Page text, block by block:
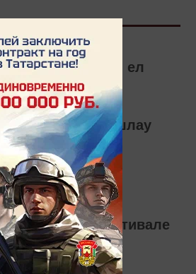
2026 нчы ел
багышлау
этник фестивале
узачак